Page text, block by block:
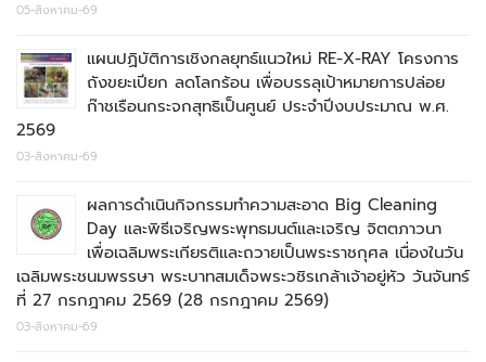
05-สิงหาคม-69
แผนปฏิบัติการเชิงกลยุทธ์แนวใหม่ RE-X-RAY โครงการ
ถังขยะเปียก ลดโลกร้อน เพื่อบรรลุเป้าหมายการปล่อย
ก๊าชเรือนกระจกสุทธิเป็นศูนย์ ประจำปีงบประมาณ พ.ศ.
2569
03-สิงหาคม-69
ผลการดำเนินกิจกรรมทำความสะอาด Big Cleaning
Day และพิธีเจริญพระพุทธมนต์และเจริญ จิตตภาวนา
เพื่อเฉลิมพระเกียรติและถวายเป็นพระราชกุศล เนื่องในวัน
เฉลิมพระชนมพรรษา พระบาทสมเด็จพระวชิรเกล้าเจ้าอยู่หัว วันจันทร์
ที่ 27 กรกฎาคม 2569 (28 กรกฎาคม 2569)
03-สิงหาคม-69